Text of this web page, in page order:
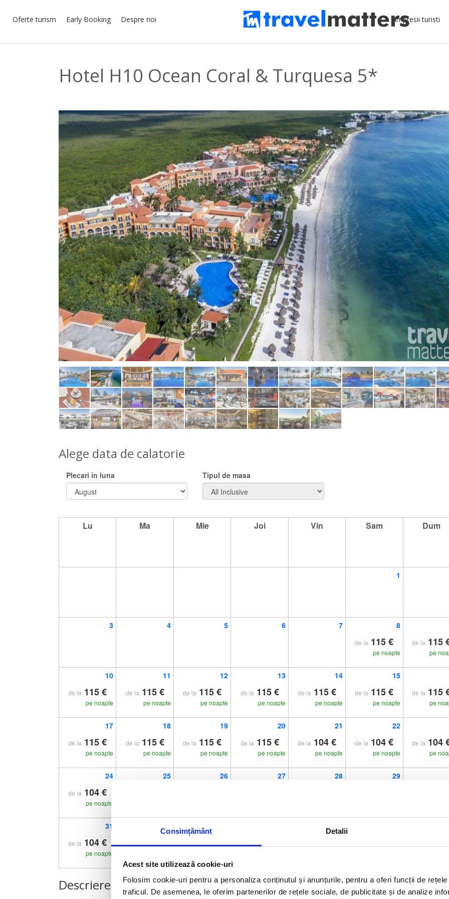
Consimțământ Detalii
Acest site utilizează cookie-uri
Folosim cookie-uri pentru a personaliza conținutul și anunțurile, pentru a oferi funcții de
traficul. De asemenea, le oferim partenerilor de rețele sociale, de publicitate și de analize
Oferte turism Early Booking Despre noi Impresii turisti
Hotel H10 Ocean Coral & Turquesa 5*
Alege data de calatorie
Plecari in luna Tipul de masa
Lu Ma Mie Joi Vin Sam Dum
1
3 4 5 6 7 8
de la 115 €
pe noapte
de la 115
pe
10
de la 115 €
pe noapte
11
de la 115 €
pe noapte
12
de la 115 €
pe noapte
13
de la 115 €
pe noapte
14
de la 115 €
pe noapte
15
de la 115 €
pe noapte
de la 115
pe
17
de la 115 €
pe noapte
18
de la 115 €
pe noapte
19
de la 115 €
pe noapte
20
de la 115 €
pe noapte
21
de la 104 €
pe noapte
22
de la 104 €
pe noapte
de la 104
pe
24
de la 104 €
pe noapte
25 26 27 28 29
31
de la 104 €
pe noapte
Descriere hotel